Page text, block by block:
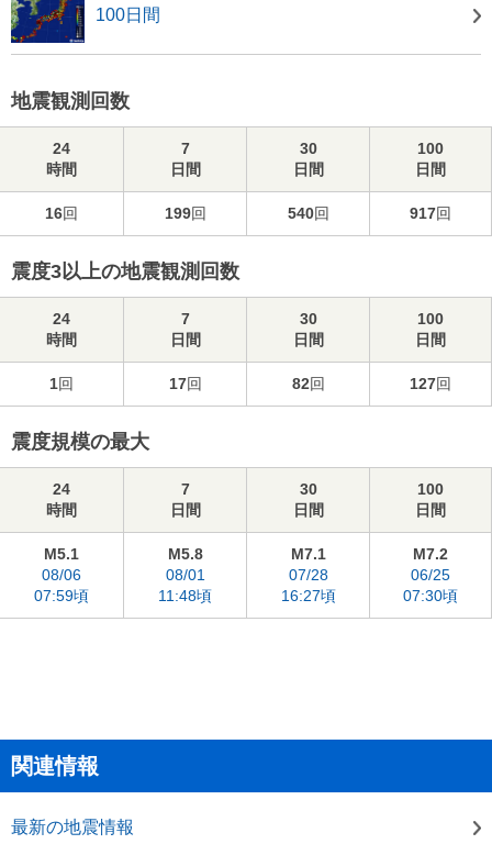
100日間
地震観測回数
24
時間
7
日間
30
日間
100
日間
16回 199回 540回 917回
震度3以上の地震観測回数
24
時間
7
日間
30
日間
100
日間
1回 17回 82回 127回
震度規模の最大
24
時間
7
日間
30
日間
100
日間
M5.1
08/06
07:59頃
M5.8
08/01
11:48頃
M7.1
07/28
16:27頃
M7.2
06/25
07:30頃
関連情報
最新の地震情報